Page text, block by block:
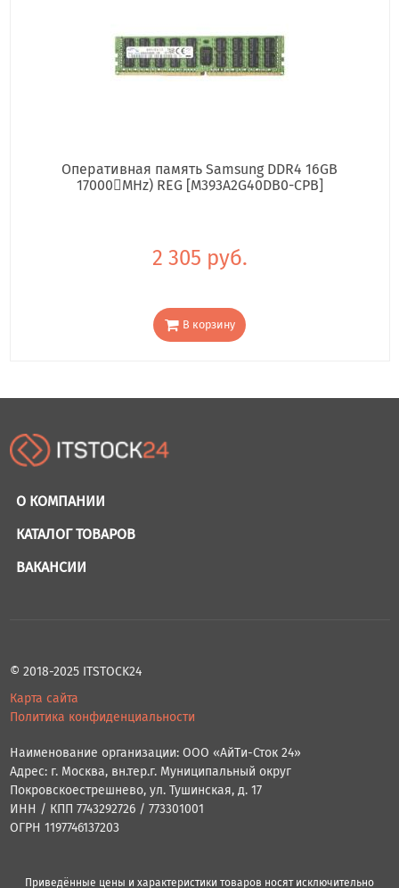
Оперативная память Samsung DDR4 16GB
17000񢋕MHz) REG [M393A2G40DB0-CPB]
2 305 руб.
В корзину
О КОМПАНИИ
КАТАЛОГ ТОВАРОВ
ВАКАНСИИ
© 2018-2025 ITSTOCK24
Карта сайта
Политика конфиденциальности
Наименование организации: ООО «АйТи-Сток 24»
Адрес: г. Москва, вн.тер.г. Муниципальный округ
Покровскоестрешнево, ул. Тушинская, д. 17
ИНН / КПП 7743292726 / 773301001
ОГРН 1197746137203
Приведённые цены и характеристики товаров носят исключительно